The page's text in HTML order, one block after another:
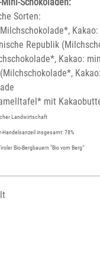
Sorten:
Republik
Kakao:
mit
Landwirtschaft
Handelsanzeil insgesamt: 78%
Bio-Bergbauern "Bio vom Berg"